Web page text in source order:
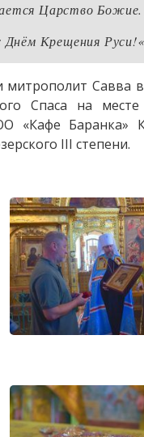
Царство
Днём Крещения Руси!«
Савва
Спаса на
«Кафе Баранка»
III степени.